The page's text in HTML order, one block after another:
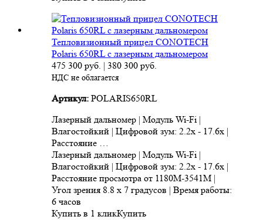
Тепловизионный прицел CONOTECH
Polaris 650RL с лазерным дальномером
475 300 руб. | 380 300 руб.
НДС не облагается
Артикул: POLARIS650RL
Лазерный дальномер | Модуль Wi-Fi |
Влагостойкий | Цифровой зум: 2.2x - 17.6x |
Расстояние …
Лазерный дальномер | Модуль Wi-Fi |
Влагостойкий | Цифровой зум: 2.2x - 17.6x |
Расстояние просмотра от 1180M-3541M |
Угол зрения 8.8 x 7 градусов | Время работы:
6 часов
Купить в 1 кликКупить